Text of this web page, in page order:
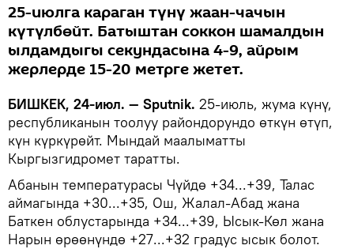
25-июлга караган түнү жаан-чачын
күтүлбөйт. Батыштан соккон шамалдын
ылдамдыгы секундасына 4-9, айрым
жерлерде 15-20 метрге жетет.
БИШКЕК, 24-июл. — Sputnik. 25-июль, жума күнү,
республиканын тоолуу райондорундо өткүн өтүп,
күн күркүрөйт. Мындай маалыматты
Кыргызгидромет таратты.
Абанын температурасы Чүйдө +34...+39, Талас
аймагында +30...+35, Ош, Жалал-Абад жана
Баткен облустарында +34...+39, Ысык-Көл жана
Нарын өрөөнүндө +27...+32 градус ысык болот.